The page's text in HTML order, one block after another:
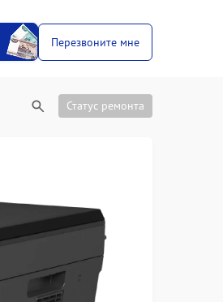
Перезвоните мне
Статус ремонта